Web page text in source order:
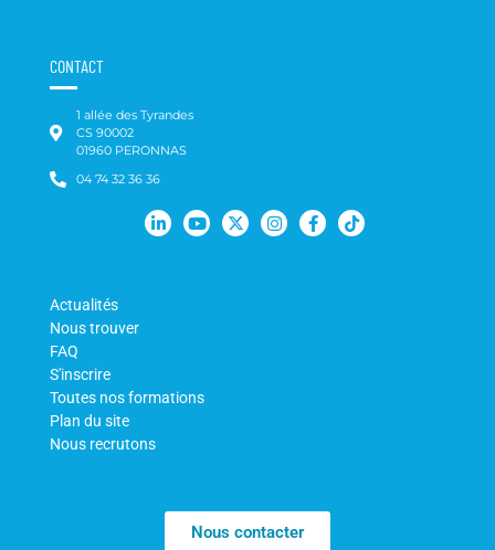
CONTACT
1 allée des Tyrandes
CS 90002
01960 PERONNAS
04 74 32 36 36
Actualités
Nous trouver
FAQ
S'inscrire
Toutes nos formations
Plan du site
Nous recrutons
Nous contacter